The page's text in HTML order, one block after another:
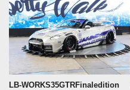
LB-WORKS35GTRFinaledition